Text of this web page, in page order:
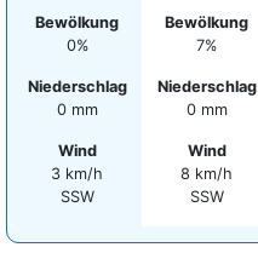
Bewölkung
0%
Niederschlag
0 mm
Wind
3 km/h
SSW
Bewölkung
7%
Niederschlag
0 mm
Wind
8 km/h
SSW